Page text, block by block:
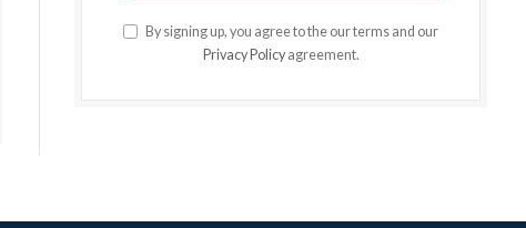
By signing up, you agree to the our terms and our
Privacy Policyagreement.